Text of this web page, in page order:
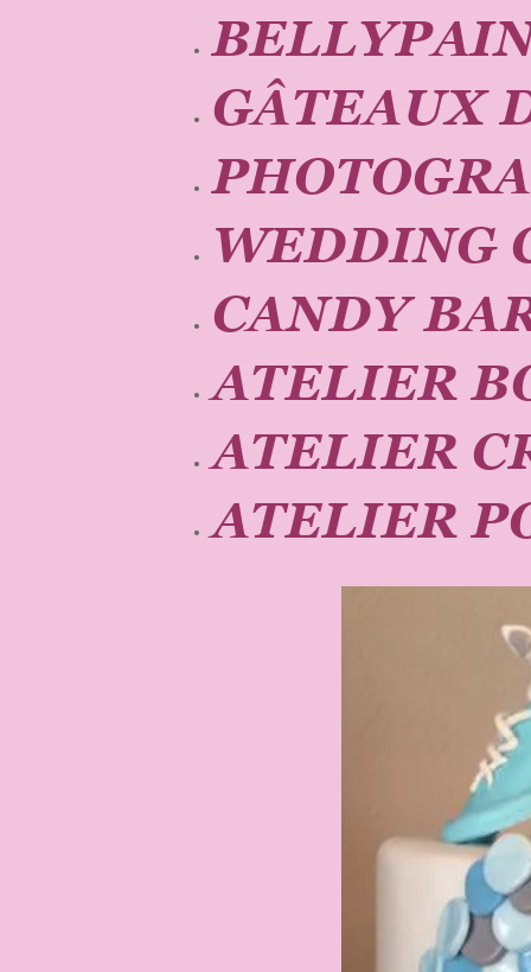
GÂTEAUX
WEDDING
CANDY
ATELIER
ATELIER
ATELIER